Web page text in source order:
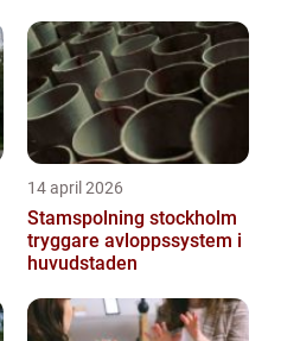
14 april 2026
Stamspolning stockholm
tryggare avloppssystem i
huvudstaden